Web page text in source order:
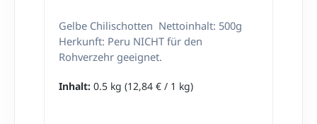
Gelbe Chilischotten Nettoinhalt: 500g
Herkunft: Peru NICHT für den
Rohverzehr geeignet.
Inhalt: 0.5 kg (12,84 € / 1 kg)